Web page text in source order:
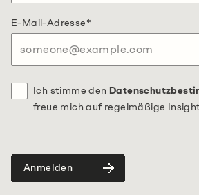
E-Mail-Adresse*
Ich stimme den
freue mich auf regelmäßige
Anmelden